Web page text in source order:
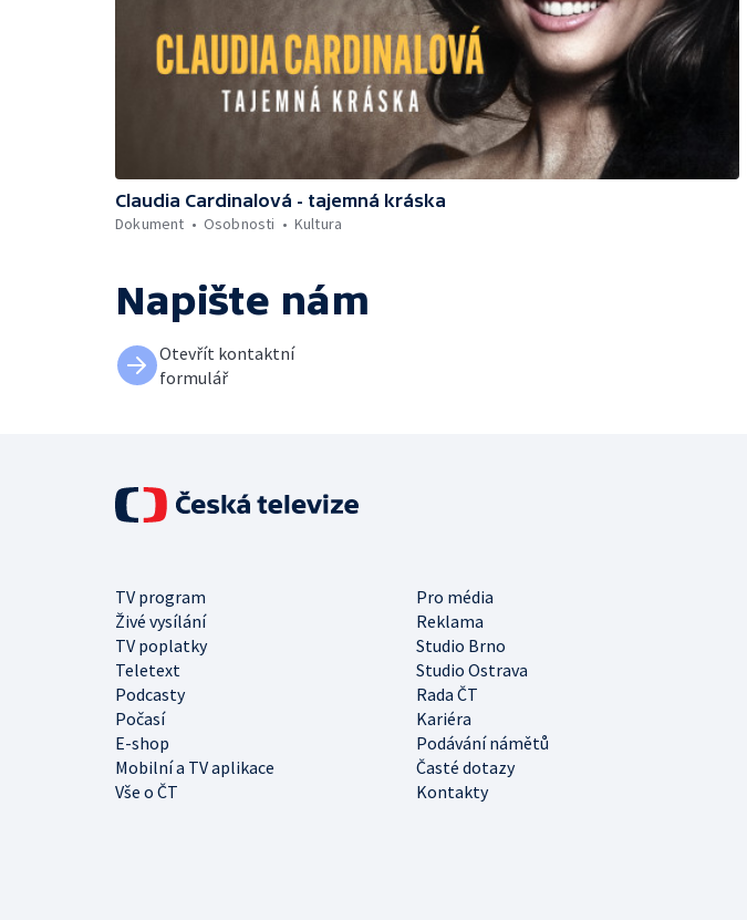
Claudia Cardinalová - tajemná kráska
Dokument
Osobnosti Kultura
Napište nám
Otevřít kontaktní
formulář
TV program
Pro média
Živé vysílání
Reklama
TV poplatky
Studio Brno
Teletext
Studio Ostrava
Podcasty
Rada ČT
Počasí
Kariéra
E-shop
Podávání námětů
Mobilní a TV aplikace
Časté dotazy
Vše o ČT
Kontakty